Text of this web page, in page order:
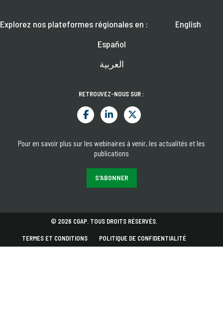
Explorez nos plateformes régionales en :
English
Español
العربية
RETROUVEZ-NOUS SUR :
Pour en savoir plus sur les webinaires à venir, les actualités et les
publications
S'ABONNER
© 2026 CGAP. TOUS DROITS RÉSERVÉS.
TERMES ET CONDITIONS POLITIQUE DE CONFIDENTIALITÉ